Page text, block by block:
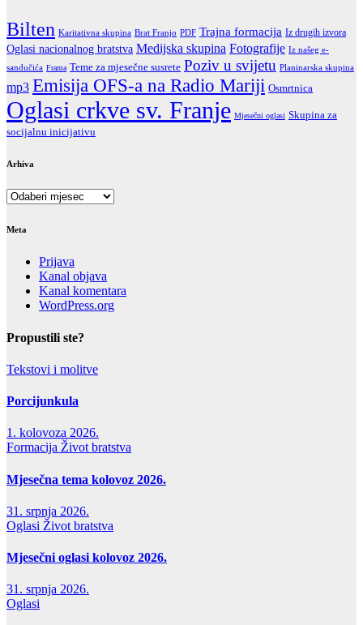
Bilten Karitativna skupina Brat Franjo PDF Trajna formacija Iz drugih izvora
Oglasi nacionalnog bratstva Medijska skupina Fotografije Iz našeg e-
sandučića Frama Teme za mjesečne susrete Poziv u svijetu Planinarska skupina
mp3 Emisija OFS-a na Radio Mariji Osmrtnica
Oglasi crkve sv. Franje Mjesečni oglasi Skupina za
socijalnu inicijativu
Arhiva
Arhiva
Meta
Prijava
Kanal objava
Kanal komentara
WordPress.org
Propustili ste?
Tekstovi i molitve
Porcijunkula
1. kolovoza 2026.
Formacija Život bratstva
Mjesečna tema kolovoz 2026.
31. srpnja 2026.
Oglasi Život bratstva
Mjesečni oglasi kolovoz 2026.
31. srpnja 2026.
Oglasi